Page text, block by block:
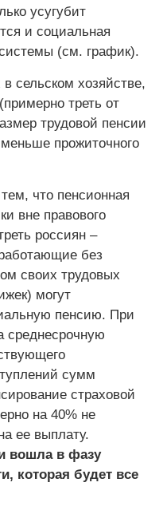
усугубит
и социальная
(см. график).
сельском хозяйстве,
треть от
трудовой пенсии
прожиточного
что пенсионная
вне правового
россиян –
без
своих трудовых
могут
пенсию. При
среднесрочную
сумм
страховой
на 40% не
ее выплату.
вошла в фазу
которая будет все